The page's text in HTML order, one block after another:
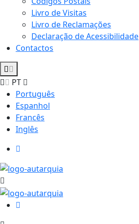
Livro de Visitas
Livro de Reclamações
Declaração de Acessibilidade
Contactos
PT
Português
Espanhol
Francês
Inglês